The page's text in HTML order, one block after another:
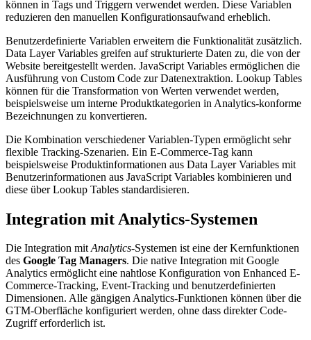
können in Tags und Triggern verwendet werden. Diese Variablen
reduzieren den manuellen Konfigurationsaufwand erheblich.
Benutzerdefinierte Variablen erweitern die Funktionalität zusätzlich.
Data Layer Variables greifen auf strukturierte Daten zu, die von der
Website bereitgestellt werden. JavaScript Variables ermöglichen die
Ausführung von Custom Code zur Datenextraktion. Lookup Tables
können für die Transformation von Werten verwendet werden,
beispielsweise um interne Produktkategorien in Analytics-konforme
Bezeichnungen zu konvertieren.
Die Kombination verschiedener Variablen-Typen ermöglicht sehr
flexible Tracking-Szenarien. Ein E-Commerce-Tag kann
beispielsweise Produktinformationen aus Data Layer Variables mit
Benutzerinformationen aus JavaScript Variables kombinieren und
diese über Lookup Tables standardisieren.
Integration mit Analytics-Systemen
Die Integration mitAnalytics-Systemen ist eine der Kernfunktionen
des Google Tag Managers. Die native Integration mit Google
Analytics ermöglicht eine nahtlose Konfiguration von Enhanced E-
Commerce-Tracking, Event-Tracking und benutzerdefinierten
Dimensionen. Alle gängigen Analytics-Funktionen können über die
GTM-Oberfläche konfiguriert werden, ohne dass direkter Code-
Zugriff erforderlich ist.